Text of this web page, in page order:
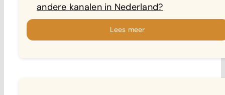
andere kanalen in Nederland?
Lees meer